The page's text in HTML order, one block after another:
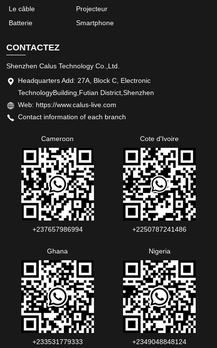
Le câble
Batterie
Projecteur
Smartphone
CONTACTEZ
Shenzhen Calus Technology Co.,Ltd.
Headquarters Add: 27A, Block C, Electronic
TechnologyBuilding,Futian District,Shenzhen
Web: https://www.calus-live.com
Contact information of each branch
Cameroon
+237657986994‬‬
Cote d'Ivoire
+2250787241486‬‬
Ghana
+233531779333
Nigeria
+2349048848124‬‬‬